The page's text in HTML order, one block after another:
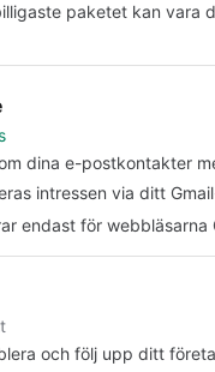
paketet kan vara
dina e-postkontakter
intressen via ditt
endast för
och följ upp ditt